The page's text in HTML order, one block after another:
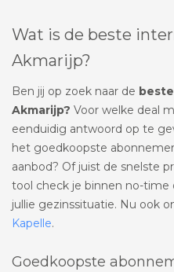
Wat is de beste
Akmarijp?
Ben jij op zoek naar de
Akmarijp? Voor welke deal
eenduidig antwoord op te
het goedkoopste
aanbod? Of juist de snelste
tool check je binnen no-time
jullie gezinssituatie. Nu ook
Kapelle.
Goedkoopste